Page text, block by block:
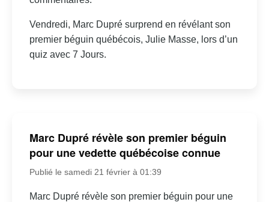
Vendredi, Marc Dupré surprend en révélant son
premier béguin québécois, Julie Masse, lors d’un
quiz avec 7 Jours.
Marc Dupré révèle son premier béguin
pour une vedette québécoise connue
Publié le samedi 21 février à 01:39
Marc Dupré révèle son premier béguin pour une